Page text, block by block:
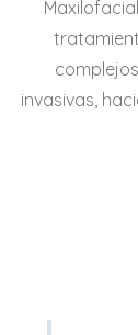
invasivas,